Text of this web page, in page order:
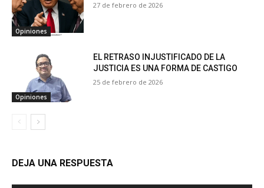
Opiniones
27 de febrero de 2026
Opiniones
EL RETRASO INJUSTIFICADO DE LA
JUSTICIA ES UNA FORMA DE CASTIGO
25 de febrero de 2026
DEJA UNA RESPUESTA